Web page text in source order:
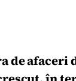
de afaceri